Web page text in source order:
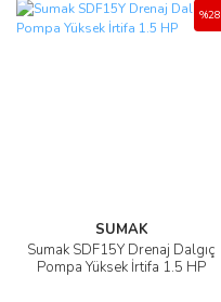
SUMAK
Sumak SDF15Y Drenaj Dalgıç
Pompa Yüksek İrtifa 1.5 HP
%28